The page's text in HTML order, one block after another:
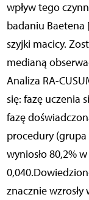
wpływ tego
badaniu Baetena
szyjki macicy.
medianą
Analiza RA-
się: fazę uczenia
fazę
procedury (grupa
wyniosło 80,2%
znacznie